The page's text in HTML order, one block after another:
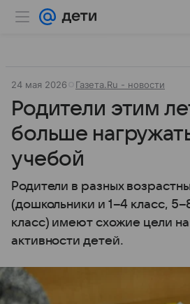
24 мая 2026 Газета.Ru - новости
Родители этим
больше
учебой
Родители в разных
(дошкольники и 1–4 класс,
класс) имеют схожие цели
активности детей.